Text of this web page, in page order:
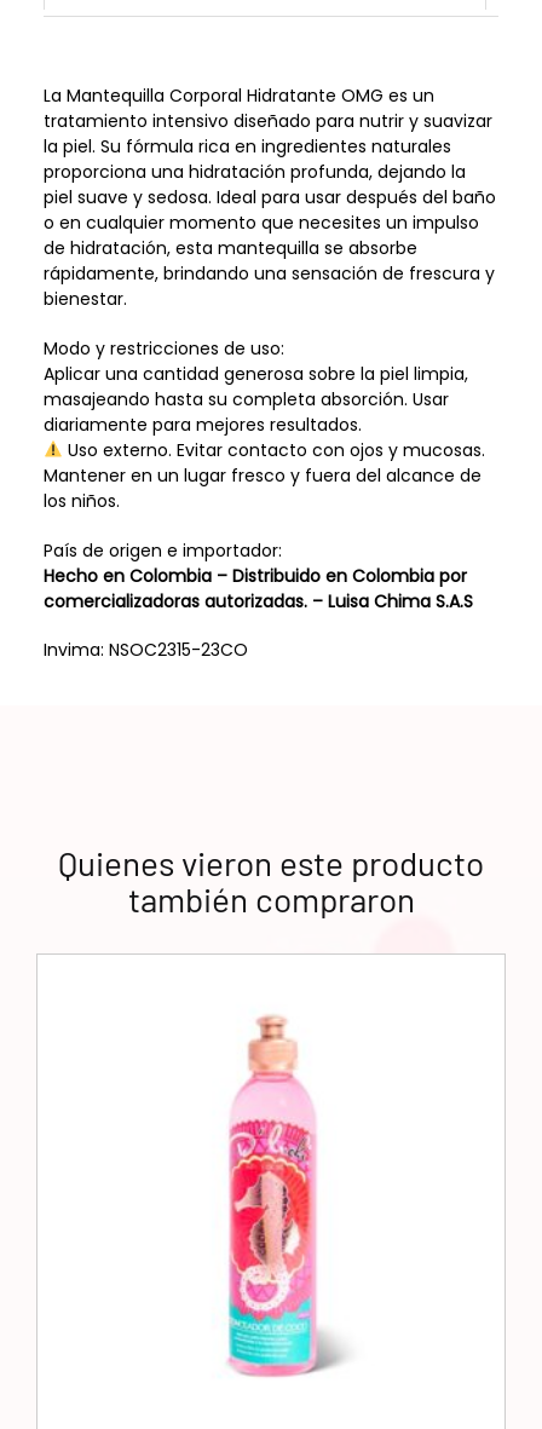
La Mantequilla Corporal Hidratante OMG es un
tratamiento intensivo diseñado para nutrir y suavizar
la piel. Su fórmula rica en ingredientes naturales
proporciona una hidratación profunda, dejando la
piel suave y sedosa. Ideal para usar después del baño
o en cualquier momento que necesites un impulso
de hidratación, esta mantequilla se absorbe
rápidamente, brindando una sensación de frescura y
bienestar.
Modo y restricciones de uso:
Aplicar una cantidad generosa sobre la piel limpia,
masajeando hasta su completa absorción. Usar
diariamente para mejores resultados.
Uso externo. Evitar contacto con ojos y mucosas.
Mantener en un lugar fresco y fuera del alcance de
los niños.
País de origen e importador:
Hecho en Colombia – Distribuido en Colombia por
comercializadoras autorizadas. – Luisa Chima S.A.S
Invima: NSOC2315-23CO
Quienes vieron este producto
también compraron